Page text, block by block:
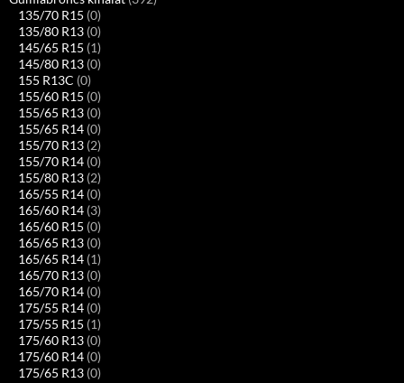
135/70 R15 (0)
135/80 R13 (0)
145/65 R15 (1)
145/80 R13 (0)
155 R13C (0)
155/60 R15 (0)
155/65 R13 (0)
155/65 R14 (0)
155/70 R13 (2)
155/70 R14 (0)
155/80 R13 (2)
165/55 R14 (0)
165/60 R14 (3)
165/60 R15 (0)
165/65 R13 (0)
165/65 R14 (1)
165/70 R13 (0)
165/70 R14 (0)
175/55 R14 (0)
175/55 R15 (1)
175/60 R13 (0)
175/60 R14 (0)
175/65 R13 (0)